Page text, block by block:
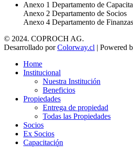
Anexo 1 Departamento de
Anexo 2 Departamento de Socios
Anexo 4 Departamento de Finanzas
© 2024. COPROCH AG.
Desarrollado porColorway.cl | Powered
Home
Institucional
Nuestra Institución
Beneficios
Propiedades
Entrega de propiedad
Todas las Propiedades
Socios
Ex Socios
Capacitación